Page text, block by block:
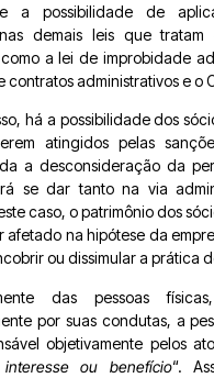
a possibilidade de
demais leis que
a lei de improbidade
contratos administrativos e o
há a possibilidade dos
atingidos pelas
a desconsideração da
se dar tanto na via
caso, o patrimônio dos
afetado na hipótese da
ou dissimular a prática
das pessoas
por suas condutas, a
objetivamente pelos
ou benefício“.